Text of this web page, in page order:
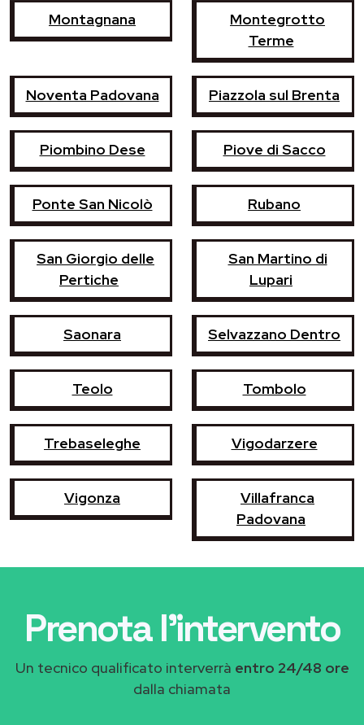
Montagnana
Montegrotto
Terme
Noventa Padovana Piazzola sul Brenta
Piombino Dese Piove di Sacco
Ponte San Nicolò Rubano
San Giorgio delle
Pertiche
San Martino di
Lupari
Saonara Selvazzano Dentro
Teolo Tombolo
Trebaseleghe Vigodarzere
Vigonza
Villafranca
Padovana
Prenota l'intervento
Un tecnico qualificato interverrà entro 24/48 ore
dalla chiamata